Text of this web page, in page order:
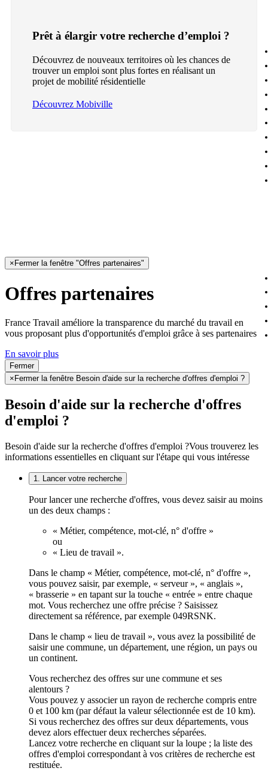
Prêt à élargir votre recherche d’emploi ?
Découvrez de nouveaux territoires où les chances de
trouver un emploi sont plus fortes en réalisant un
projet de mobilité résidentielle
Découvrez Mobiville
× Fermer la fenêtre "Offres partenaires"
Offres partenaires
France Travail améliore la transparence du marché du travail en
vous proposant plus d'opportunités d'emploi grâce à ses partenaires
En savoir plus
Fermer
× Fermer la fenêtre Besoin d'aide sur la recherche d'offres d'emploi ?
Besoin d'aide sur la recherche d'offres
d'emploi ?
Besoin d'aide sur la recherche d'offres d'emploi ?Vous trouverez les
informations essentielles en cliquant sur l'étape qui vous intéresse
1. Lancer votre recherche
Pour lancer une recherche d'offres, vous devez saisir au moins
un des deux champs :
« Métier, compétence, mot-clé, n° d'offre »
ou
« Lieu de travail ».
Dans le champ « Métier, compétence, mot-clé, n° d'offre »,
vous pouvez saisir, par exemple, « serveur », « anglais »,
« brasserie » en tapant sur la touche « entrée » entre chaque
mot. Vous recherchez une offre précise ? Saisissez
directement sa référence, par exemple 049RSNK.
Dans le champ « lieu de travail », vous avez la possibilité de
saisir une commune, un département, une région, un pays ou
un continent.
Vous recherchez des offres sur une commune et ses
alentours ?
Vous pouvez y associer un rayon de recherche compris entre
0 et 100 km (par défaut la valeur sélectionnée est de 10 km).
Si vous recherchez des offres sur deux départements, vous
devez alors effectuer deux recherches séparées.
Lancez votre recherche en cliquant sur la loupe ; la liste des
offres d'emploi correspondant à vos critères de recherche est
restituée.